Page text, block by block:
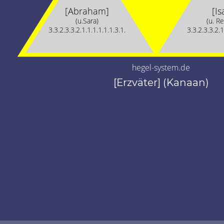
[Abraham]
(u.Sara)
3.3.2.3.3.2.1.1.1.1.1.1.3.1.
(u.
hegel-system.de
[Erzväter] (Kanaan)